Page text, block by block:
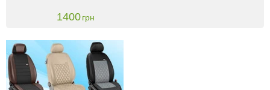
1400 грн